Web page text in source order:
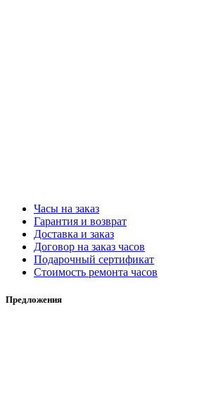
Часы на заказ
Гарантия и возврат
Доставка и заказ
Договор на заказ часов
Подарочный сертификат
Стоимость ремонта часов
Предложения